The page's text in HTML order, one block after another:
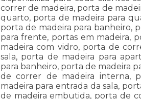
correr de madeira, porta de
quarto, porta de madeira para
porta de madeira para banheiro,
para frente, portas em madeira,
madeira com vidro, porta de
sala, porta de madeira para
para banheiro, porta de madeira
de correr de madeira interna,
madeira para entrada da sala,
de madeira embutida, porta de